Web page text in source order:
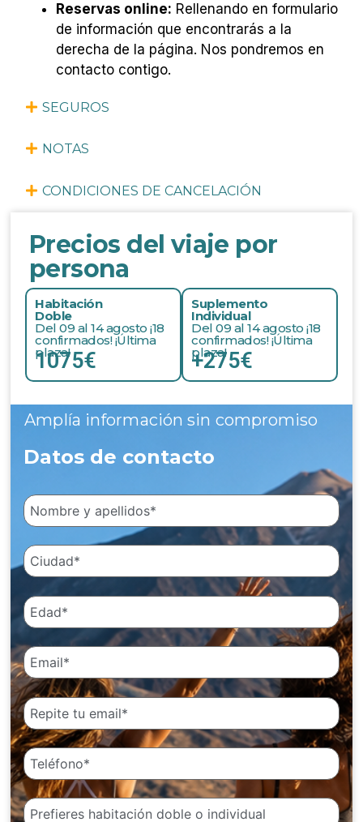
Reservas online: Rellenando en formulario
de información que encontrarás a la
derecha de la página. Nos pondremos en
contacto contigo.
SEGUROS
NOTAS
CONDICIONES DE CANCELACIÓN
Precios del viaje por
persona
Habitación
Doble
Del 09 al 14 agosto ¡18
confirmados! ¡Última
plaza!
1075€
Suplemento
Individual
Del 09 al 14 agosto ¡18
confirmados! ¡Última
plaza!
+275€
Amplía información sin compromiso
Datos de contacto